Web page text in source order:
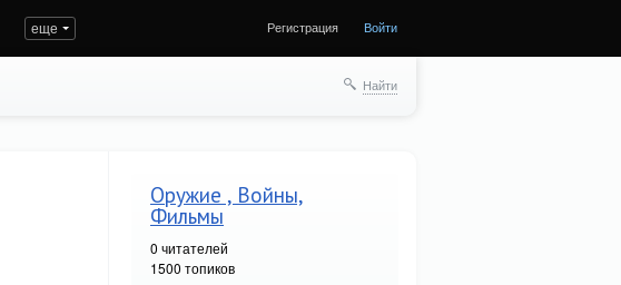
еще Регистрация Войти
Найти
Оружие , Войны,
Фильмы
0 читателей
1500 топиков